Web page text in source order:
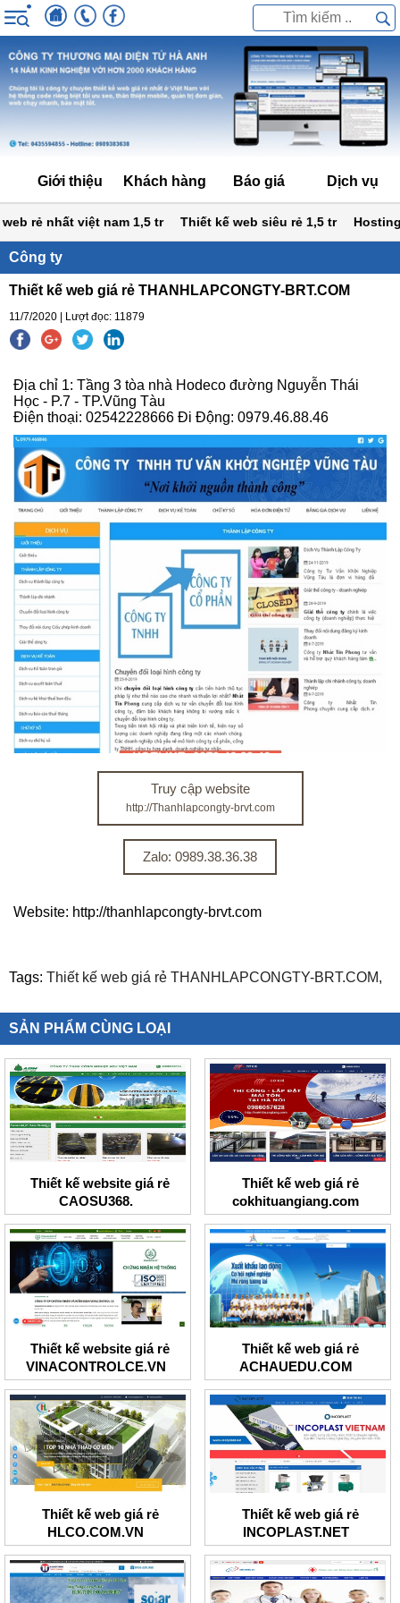
Giới thiệu Khách hàng Báo giá Dịch vụ
rẻ nhất việt nam 1,5 tr Thiết kế web siêu rẻ 1,5 tr Hosting
Công ty
Thiết kế web giá rẻ THANHLAPCONGTY-BRT.COM
11/7/2020 | Lượt đọc: 11879
Địa chỉ 1: Tầng 3 tòa nhà Hodeco đường Nguyễn Thái
Học - P.7 - TP.Vũng Tàu
Điện thoại: 02542228666 Đi Động: 0979.46.88.46
Truy cập website
http://Thanhlapcongty-brvt.com
Zalo: 0989.38.36.38
Website: http://thanhlapcongty-brvt.com
Tags: Thiết kế web giá rẻ THANHLAPCONGTY-BRT.COM,
SẢN PHẨM CÙNG LOẠI
Thiết kế website giá rẻ
CAOSU368.
Thiết kế web giá rẻ
cokhituangiang.com
Thiết kế website giá rẻ
VINACONTROLCE.VN
Thiết kế web giá rẻ
ACHAUEDU.COM
Thiết kế web giá rẻ
HLCO.COM.VN
Thiết kế web giá rẻ
INCOPLAST.NET